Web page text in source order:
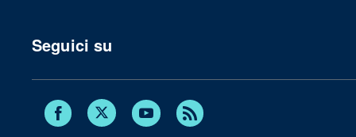
Seguici su
Facebook Twitter Youtube